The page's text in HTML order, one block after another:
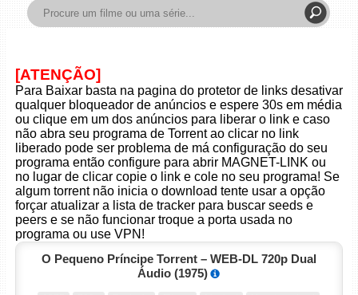
[ATENÇÃO]
Para Baixar basta na pagina do protetor de links desativar
qualquer bloqueador de anúncios e espere 30s em média
ou clique em um dos anúncios para liberar o link e caso
não abra seu programa de Torrent ao clicar no link
liberado pode ser problema de má configuração do seu
programa então configure para abrir MAGNET-LINK ou
no lugar de clicar copie o link e cole no seu programa! Se
algum torrent não inicia o download tente usar a opção
forçar atualizar a lista de tracker para buscar seeds e
peers e se não funcionar troque a porta usada no
programa ou use VPN!
O Pequeno Príncipe Torrent – WEB-DL 720p Dual
Áudio (1975)